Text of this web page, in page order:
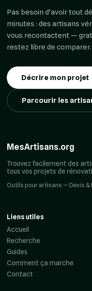
Pas besoin d'avoir tout
minutes : des artisans
vous recontactent —
restez libre de comparer.
Décrire mon projet
Parcourir les
MesArtisans.org
Trouvez facilement des
tous vos projets de
Outils pour artisans — Devis &
Liens utiles
Accueil
Recherche
Guides
Comment ça marche
Contact